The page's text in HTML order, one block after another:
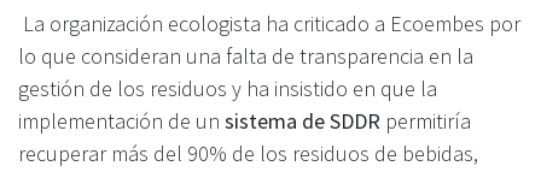
La organización ecologista ha criticado a Ecoembes por
lo que consideran una falta de transparencia en la
gestión de los residuos y ha insistido en que la
implementación de un sistema de SDDR permitiría
recuperar más del 90% de los residuos de bebidas,